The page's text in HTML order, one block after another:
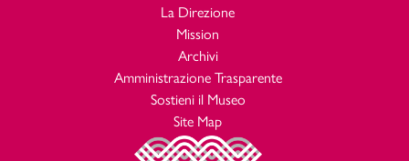
La Direzione
Mission
Archivi
Amministrazione Trasparente
Sostieni il Museo
Site Map